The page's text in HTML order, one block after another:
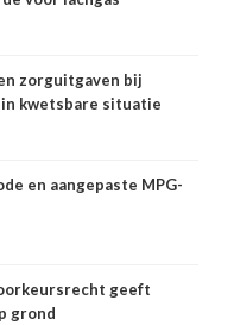
zorguitgaven bij
kwetsbare situatie
en aangepaste MPG-
geeft
grond